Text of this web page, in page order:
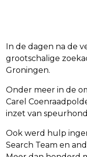
In de dagen na de
grootschalige
Groningen.
Onder meer in de
Carel
inzet van
Ook werd hulp
Search Team en